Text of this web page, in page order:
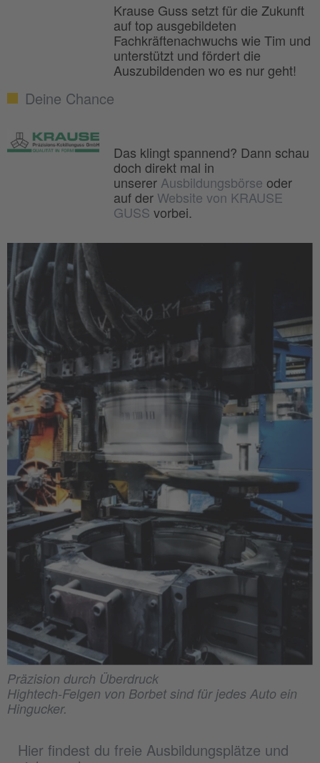
Hier findest du freie Ausbildungsplätze und
Krause Guss setzt für die Zukunft
auf top ausgebildeten
Fachkräftenachwuchs wie Tim und
unterstützt und fördert die
Auszubildenden wo es nur geht!
Deine Chance
Das klingt spannend? Dann schau
doch direkt mal in
unserer Ausbildungsbörse oder
auf der Website von KRAUSE
GUSS vorbei.
Präzision durch Überdruck
Hightech-Felgen von Borbet sind für jedes Auto ein
Hingucker.